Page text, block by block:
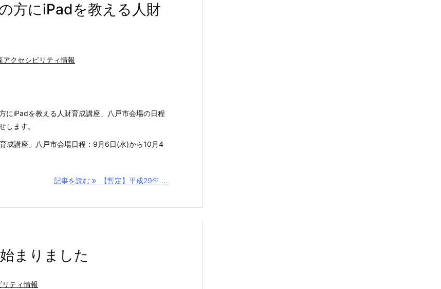
方にiPadを教える人財
アクセシビリティ情報
にiPadを教える人財育成講座」八戸市会場の日程
します。
成講座」八戸市会場日程：9月6日(水)から10月4
記事を読む 【暫定】平成29年 ...
まりました
ティ情報